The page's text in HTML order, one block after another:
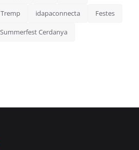
Tremp idapaconnecta Festes
Cerdanya